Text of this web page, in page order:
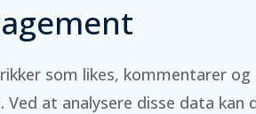
som likes, kommentarer
Ved at analysere disse data